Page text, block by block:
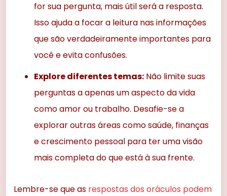
for sua pergunta, mais útil será a resposta.
Isso ajuda a focar a leitura nas informações
que são verdadeiramente importantes para
você e evita confusões.
Explore diferentes temas: Não limite suas
perguntas a apenas um aspecto da vida
como amor ou trabalho. Desafie-se a
explorar outras áreas como saúde, finanças
e crescimento pessoal para ter uma visão
mais completa do que está à sua frente.
Lembre-se que as respostas dos oráculos podem